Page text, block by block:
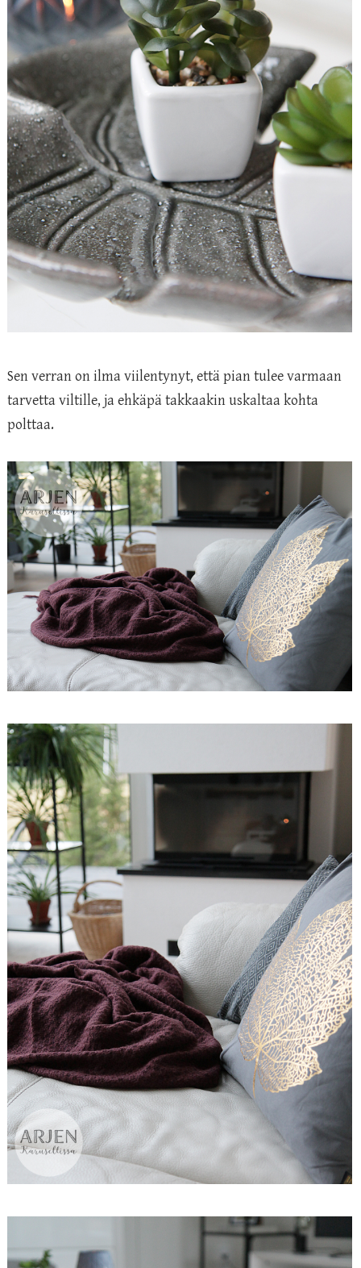
Sen verran on ilma viilentynyt, että pian tulee varmaan
tarvetta viltille, ja ehkäpä takkaakin uskaltaa kohta
polttaa.